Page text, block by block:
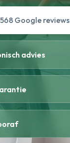
568 Google reviews
advies